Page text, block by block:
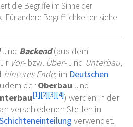
die Begriffe im Sinne der
Für andere Begrifflichkeiten siehe
und Backend(aus dem
Vor-bzw. Über-und Unterbau,
hinteres Ende; im Deutschen
derOberbau und
[1][2][3][4]) werden in der
an verschiedenen Stellen in
Schichteneinteilung verwendet.